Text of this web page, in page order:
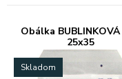
Obálka
25x35
Skladom